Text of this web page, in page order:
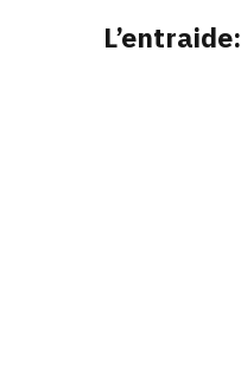
L’entraide: